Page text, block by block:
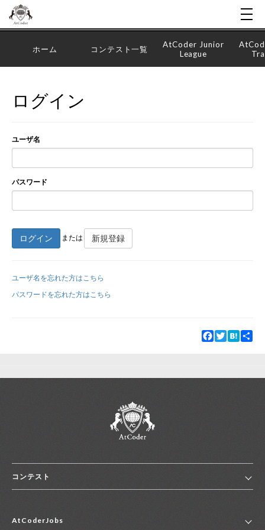
新規登録
ホーム コンテスト一覧
AtCoder Junior
League
ログイン
ユーザ名
パスワード
ログイン または 新規登録
ユーザ名を忘れた方はこちら
パスワードを忘れた方はこちら
Facebook
TwitterHatena
コンテスト
コンテスト一覧
AtCoderJobs